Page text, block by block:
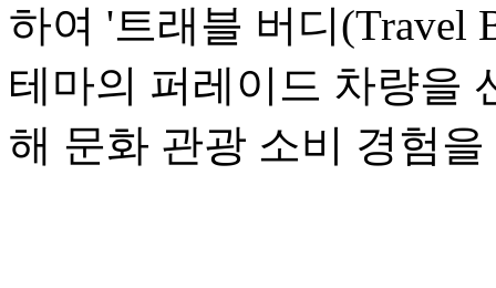
하여 '트래블 버디(Travel
테마의 퍼레이드 차량을
해 문화 관광 소비 경험